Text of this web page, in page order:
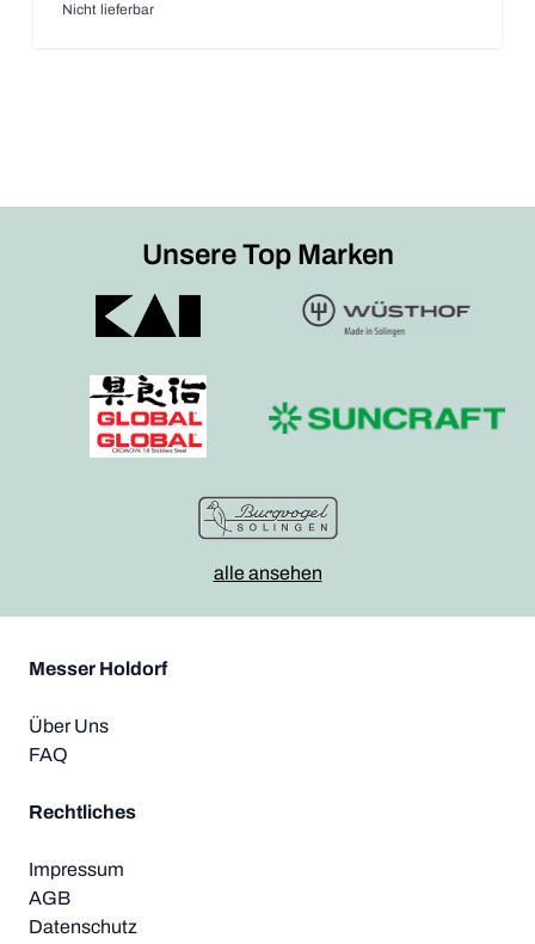
Nicht lieferbar
Unsere Top Marken
alle ansehen
Messer Holdorf
Über Uns
FAQ
Rechtliches
Impressum
AGB
Datenschutz